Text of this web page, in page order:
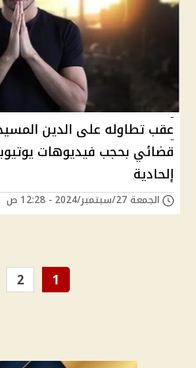
عقب تطاوله على الدين
قضائي بحجب فيديوهات
إلحادية
الجمعة 27/سبتمبر/2024 - 12:28 ص
1
2